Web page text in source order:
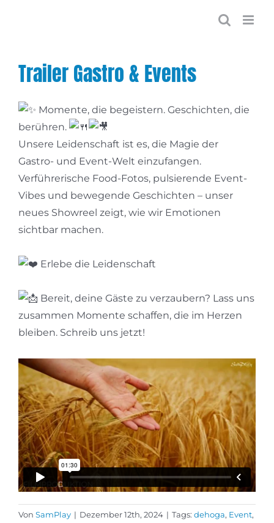
Trailer Gastro & Events
Momente, die begeistern. Geschichten, die
berühren.
Unsere Leidenschaft ist es, die Magie der
Gastro- und Event-Welt einzufangen.
Verführerische Food-Fotos, pulsierende Event-
Vibes und bewegende Geschichten – unser
neues Showreel zeigt, wie wir Emotionen
sichtbar machen.
Erlebe die Leidenschaft
Bereit, deine Gäste zu verzaubern? Lass uns
zusammen Momente schaffen, die im Herzen
bleiben. Schreib uns jetzt!
Von SamPlay | Dezember 12th, 2024 | Tags: dehoga, Event,